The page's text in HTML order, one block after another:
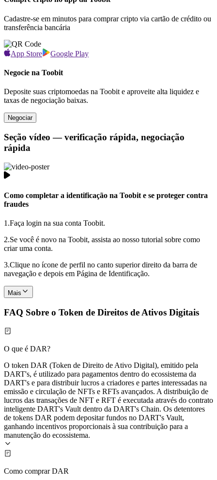
Cadastre-se em minutos para comprar cripto via cartão de crédito ou
transferência bancária
App Store Google Play
Negocie na Toobit
Deposite suas criptomoedas na Toobit e aproveite alta liquidez e
taxas de negociação baixas.
Negociar
Seção vídeo — verificação rápida, negociação
rápida
Como completar a identificação na Toobit e se proteger contra
fraudes
1.Faça login na sua conta Toobit.
2.Se você é novo na Toobit, assista ao nosso tutorial sobre como
criar uma conta.
3.Clique no ícone de perfil no canto superior direito da barra de
navegação e depois em Página de Identificação.
Mais
FAQ Sobre o Token de Direitos de Ativos Digitais
O que é DAR?
O token DAR (Token de Direito de Ativo Digital), emitido pela
DART's, é utilizado para pagamentos dentro do ecossistema da
DART's e para distribuir lucros a criadores e partes interessadas na
emissão e circulação de NFTs e RFTs avançados. A distribuição de
lucros das transações de NFT e RFT é executada através do contrato
inteligente DART's Vault dentro da DART's Chain. Os detentores
de tokens DAR podem depositar fundos no DART's Vault,
ganhando incentivos proporcionais à sua contribuição para a
manutenção do ecossistema.
Como comprar DAR